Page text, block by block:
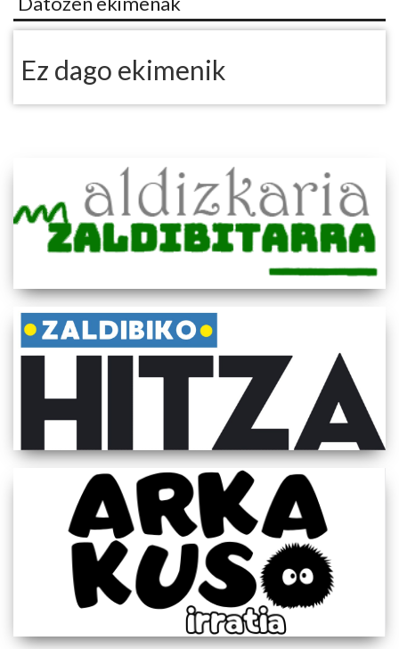
Ez dago ekimenik